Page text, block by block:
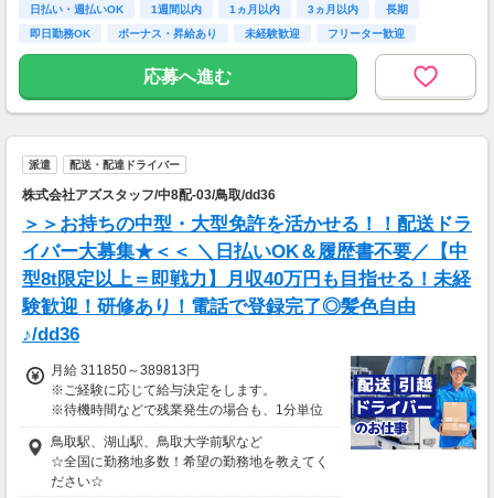
・往復交通費支給（上限あり）
※勤務地による
生活費がかからないので、働いた分のほとんど
を貯金にまわすことができます！
▼月収例
25万5,300円
＝(時給1,200円×8h＋残業1h)×23日
▼貯金の目安
＜リゾートバイト＞
住まい ：無料
水道光熱費：無料
Wi-Fi代 ：無料
食費 ：無料
スマホ ：0.5万円
社会保険 ：3万円
-----------------------
支出合計 ：5万円
→毎月20万円程度の貯金が目指せます！
短期でお金を貯めたい方にはピッタリ！
なる場合がございます。
カウンセリングでご希望条件をお伺いし、全国
からお仕事をご案内いたします。※ご自宅から
★お仕事開始までの流れ★
日払い・週払いOK 1週間以内 1ヵ月以内 3ヵ月以内
長期
即日勤務OK
ボーナス・昇給あり 未経験歓迎 フリーター歓迎
応募へ進む
派遣 配送・配達ドライバー
株式会社アズスタッフ/中8配-03/鳥取/dd36
＞＞お持ちの中型・大型免許を活かせる！！配送ドラ
イバー大募集★＜＜ ＼日払いOK＆履歴書不要／【中
型8t限定以上＝即戦力】月収40万円も目指せる！未経
験歓迎！研修あり！電話で登録完了◎髪色自由
♪/dd36
月給 311850～389813円
※ご経験に応じて給与決定をします。
※待機時間などで残業発生の場合も、1分単位
で残業代をお支払いします！
※研修・研修時給については面談時にお伝えし
ます
＊交通費一部支給（案件による）
鳥取駅、湖山駅、鳥取大学前駅など
☆全国に勤務地多数！希望の勤務地を教えてく
ださい☆